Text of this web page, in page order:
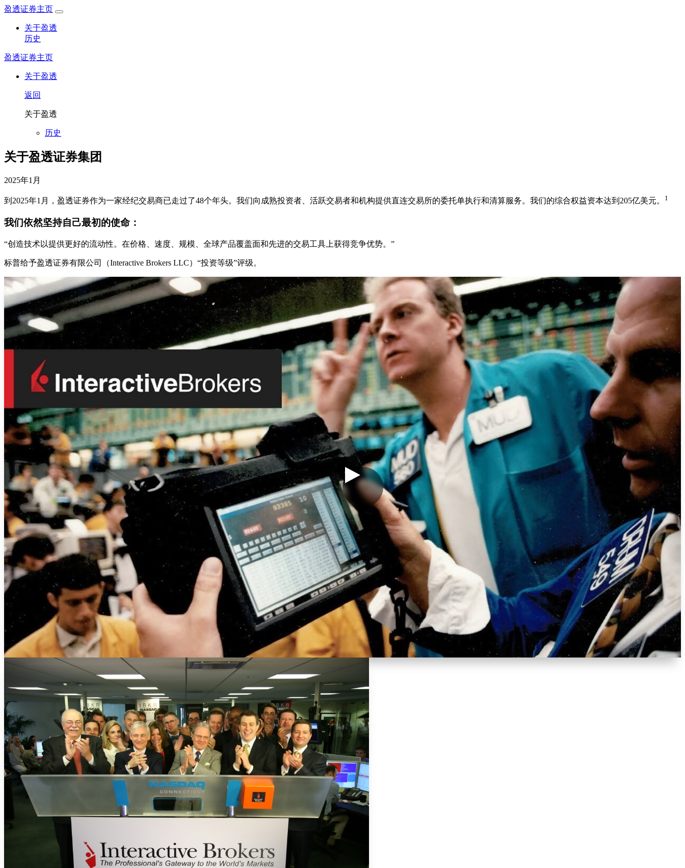
盈透证券主页
关于盈透
历史
盈透证券主页
关于盈透
返回
关于盈透
历史
关于盈透证券集团
2025年1月
到2025年1月，盈透证券作为一家经纪交易商已走过了48个年头。我们向成熟投资者、活跃交易者和机构提供直连交易所的委托单执行和清算服务。我们的综合权益资本达到205亿美元。 1
我们依然坚持自己最初的使命：
创造技术以提供更好的流动性。在价格、速度、规模、全球产品覆盖面和先进的交易工具上获得竞争优势。
标普给予盈透证券有限公司（Interactive Brokers LLC）“投资等级”评级。